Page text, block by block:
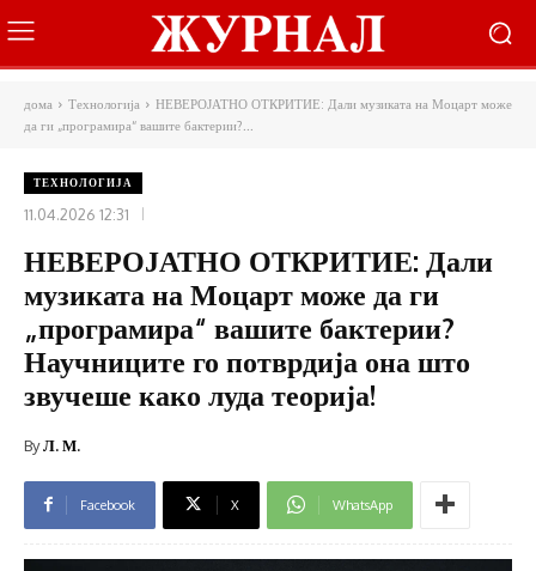
дома Технологија
НЕВЕРОЈАТНО ОТКРИТИЕ: Дали музиката на Моцарт може
да ги „програмира“ вашите бактерии?...
ТЕХНОЛОГИЈА
11.04.2026 12:31
НЕВЕРОЈАТНО ОТКРИТИЕ: Дали
музиката на Моцарт може да ги
„програмира“ вашите бактерии?
Научниците го потврдија она што
звучеше како луда теорија!
ByЛ. М.
Facebook X WhatsApp